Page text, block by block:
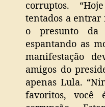
corruptos.
tentados a
o presunto da
espantando as
manifestação
amigos do
apenas Lula.
favoritos,